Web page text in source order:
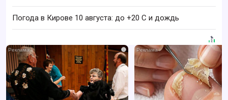
Погода в Кирове 10 августа: до +20 C и дождь
i